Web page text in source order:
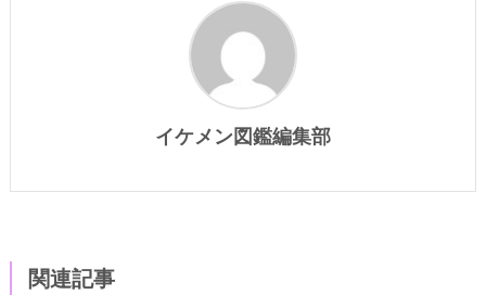
イケメン図鑑編集部
関連記事